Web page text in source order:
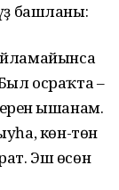
башланы:
осраҡта –
ышанам.
көн-төн
Эш өсөн